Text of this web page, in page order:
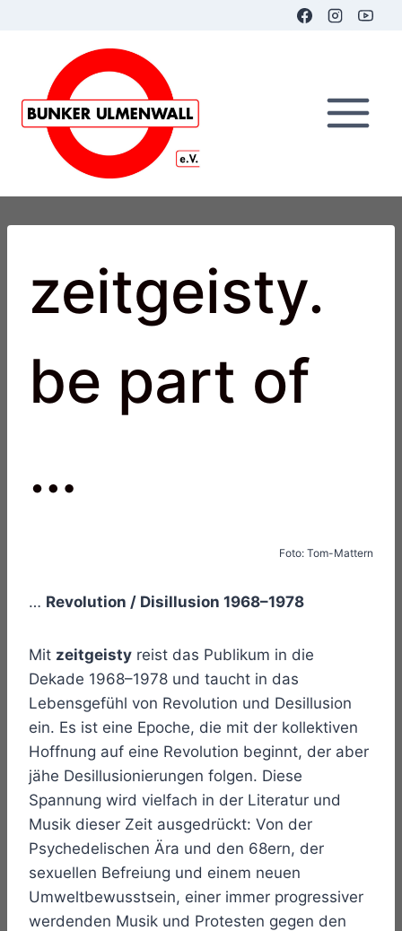
zeitgeisty.
be part of
…
Foto: Tom-Mattern
… Revolution / Disillusion 1968–1978
Mit zeitgeisty reist das Publikum in die
Dekade 1968–1978 und taucht in das
Lebensgefühl von Revolution und Desillusion
ein. Es ist eine Epoche, die mit der kollektiven
Hoffnung auf eine Revolution beginnt, der aber
jähe Desillusionierungen folgen. Diese
Spannung wird vielfach in der Literatur und
Musik dieser Zeit ausgedrückt: Von der
Psychedelischen Ära und den 68ern, der
sexuellen Befreiung und einem neuen
Umweltbewusstsein, einer immer progressiver
werdenden Musik und Protesten gegen den